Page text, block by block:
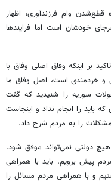
وام فرزندآوری، اظهار
خودشان است اما فرایندها
بر اینکه وفاق اصلی وفاق با
و خردمندی است، اصل وفاق ما
سوریه را شنیدید که گفت
باید را انجام نداد و اینجاست
مشکلات را به مردم شرح داد.
دولتی نمی‌تواند موفق شود.
پیش برویم. باید با همراهی
و با همراهی مردم مسائل را